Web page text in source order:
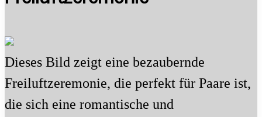
Dieses Bild zeigt eine bezaubernde
Freiluftzeremonie, die perfekt für Paare ist,
die sich eine romantische und